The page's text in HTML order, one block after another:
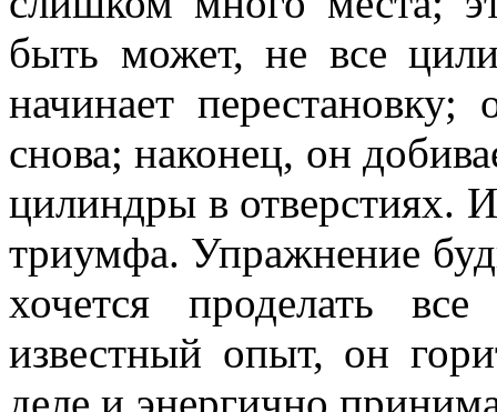
быть может, не все
начинает
снова; наконец, он
цилиндры в отверстиях.
триумфа. Упражнение
хочется проделать
известный опыт, он
деле и энергично